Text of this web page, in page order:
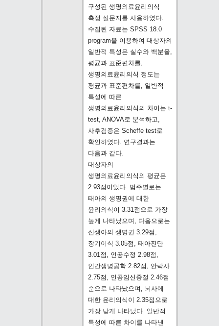
구성된 생명의료윤리의식
측정 설문지를 사용하였다.
수집된 자료는 SPSS 18.0
program을 이용하여 대상자의
일반적 특성은 실수와 백분율,
평균과 표준편차를,
생명의료윤리의식 정도는
평균과 표준편차를, 일반적
특성에 따른
생명의료윤리의식의 차이는 t-
test, ANOVA로 분석하고,
사후검증은 Scheffe test로
확인하였다. 연구결과는
다음과 같다.
대상자의
생명의료윤리의식의 평균은
2.93점이었다. 범주별로는
태아의 생명권에 대한
윤리의식이 3.31점으로 가장
높게 나타났으며, 다음으로는
신생아의 생명권 3.29점,
장기이식 3.05점, 태아진단
3.01점, 인공수정 2.98점,
인간생명공학 2.82점, 안락사
2.75점, 인공임신중절 2.46점
순으로 나타났으며, 뇌사에
대한 윤리의식이 2.35점으로
가장 낮게 나타났다. 일반적
특성에 따른 차이를 나타낸